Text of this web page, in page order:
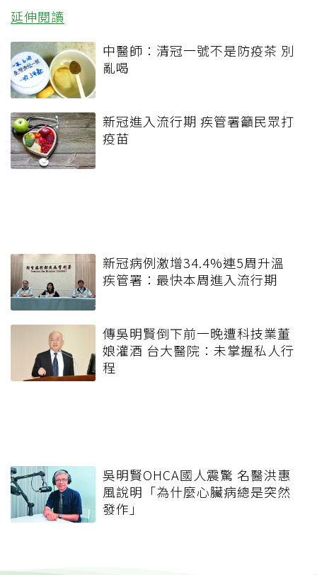
延伸閱讀
中醫師：清冠一號不是防疫茶 別
亂喝
新冠進入流行期 疾管署籲民眾打
疫苗
新冠病例激增34.4%連5周升溫
疾管署：最快本周進入流行期
傳吳明賢倒下前一晚遭科技業董
娘灌酒 台大醫院：未掌握私人行
程
吳明賢OHCA國人震驚 名醫洪惠
風說明「為什麼心臟病總是突然
發作」